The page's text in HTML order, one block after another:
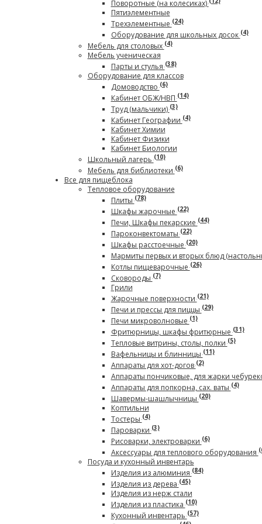
Поворотные (на колесиках)
Пятиэлементные
Трехэлементные(24)
Оборудование для школьных досок(4)
Мебель для столовых(4)
Мебель ученическая
Парты и стулья(38)
Оборудование для классов
Домоводство(6)
Кабинет ОБЖ/НВП(14)
Труд (мальчики)(3)
Кабинет Географии(4)
Кабинет Химии
Кабинет Физики
Кабинет Биологии
Школьный лагерь(10)
Мебель для библиотеки(6)
Все для пищеблока
Тепловое оборудование
Плиты(78)
Шкафы жарочные(22)
Печи, Шкафы пекарские(44)
Пароконвектоматы(22)
Шкафы расстоечные(20)
Мармиты первых и вторых блюд
Котлы пищеварочные(26)
Сковороды(7)
Грили
Жарочные поверхности(21)
Печи и прессы для пиццы(29)
Печи микроволновые(1)
Фритюрницы, шкафы фритюрные(31)
Тепловые витрины, столы, полки(5)
Вафельницы и блинницы(11)
Аппараты для хот-догов(2)
Аппараты пончиковые, для жарки
Аппараты для попкорна, сах. ваты(4)
Шавермы-шашлычницы(20)
Коптильни
Тостеры(4)
Пароварки(3)
Рисоварки, электроварки(6)
Аксессуары для теплового оборудования
Посуда и кухонный инвентарь
Изделия из алюминия(84)
Изделия из дерева(45)
Изделия из нерж стали
Изделия из пластика(10)
Кухонный инвентарь(57)